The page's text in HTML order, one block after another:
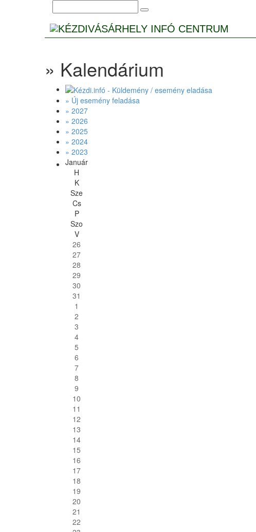
» Kalendárium
» Új esemény feladása
» 2027
» 2026
» 2025
» 2024
» 2023
Január
H
K
Sze
Cs
P
Szo
V
26
27
28
29
30
31
1
2
3
4
5
6
7
8
9
10
11
12
13
14
15
16
17
18
19
20
21
22